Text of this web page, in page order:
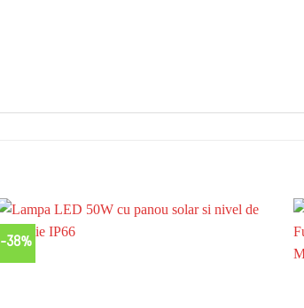
-38%